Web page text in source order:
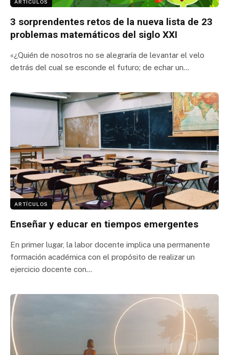
ARTÍCULOS
3 sorprendentes retos de la nueva lista de 23
problemas matemáticos del siglo XXI
«¿Quién de nosotros no se alegraría de levantar el velo
detrás del cual se esconde el futuro; de echar un…
ARTÍCULOS
Enseñar y educar en tiempos emergentes
En primer lugar, la labor docente implica una permanente
formación académica con el propósito de realizar un
ejercicio docente con…